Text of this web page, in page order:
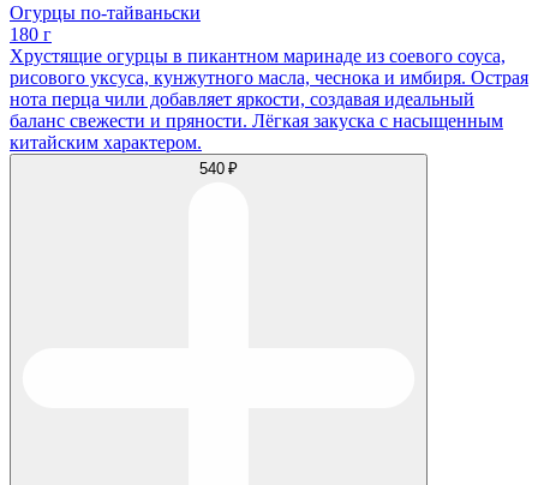
Огурцы по-тайваньски
180 г
Хрустящие огурцы в пикантном маринаде из соевого соуса,
рисового уксуса, кунжутного масла, чеснока и имбиря. Острая
нота перца чили добавляет яркости, создавая идеальный
баланс свежести и пряности. Лёгкая закуска с насыщенным
китайским характером.
540 ₽